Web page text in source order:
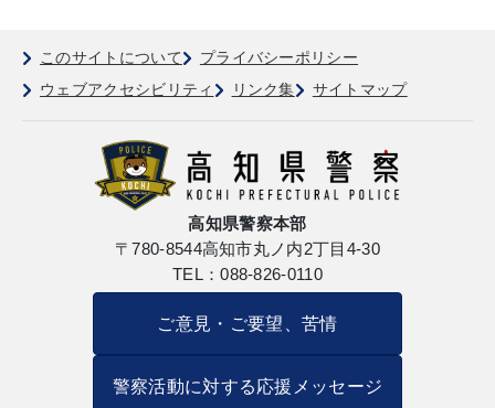
このサイトについて
プライバシーポリシー
ウェブアクセシビリティ
リンク集 サイトマップ
高知県警察本部
〒780-8544高知市丸ノ内2丁目4-30
TEL：088-826-0110
ご意見・ご要望、苦情
警察活動に対する応援メッセージ